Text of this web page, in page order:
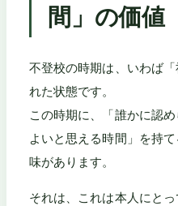
間」の価値
不登校の時期は、いわば
れた状態です。
この時期に、「誰かに認
よいと思える時間」を持
味があります。
それは、これは本人にと